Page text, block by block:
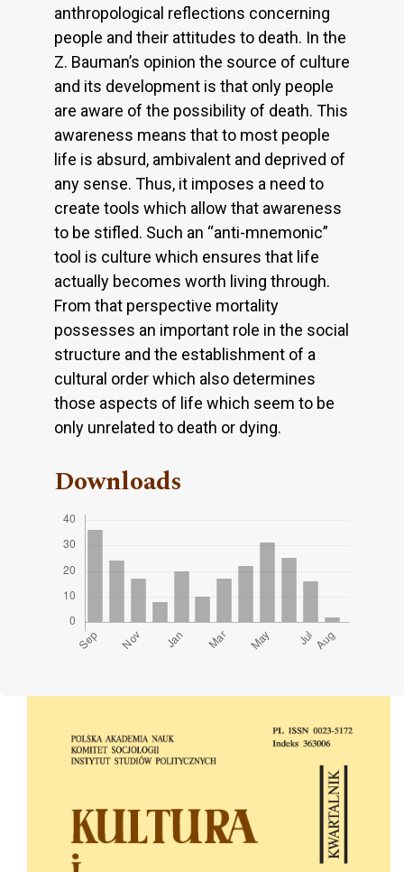
anthropological reflections concerning
people and their attitudes to death. In the
Z. Bauman’s opinion the source of culture
and its development is that only people
are aware of the possibility of death. This
awareness means that to most people
life is absurd, ambivalent and deprived of
any sense. Thus, it imposes a need to
create tools which allow that awareness
to be stifled. Such an “anti-mnemonic”
tool is culture which ensures that life
actually becomes worth living through.
From that perspective mortality
possesses an important role in the social
structure and the establishment of a
cultural order which also determines
those aspects of life which seem to be
only unrelated to death or dying.
Downloads